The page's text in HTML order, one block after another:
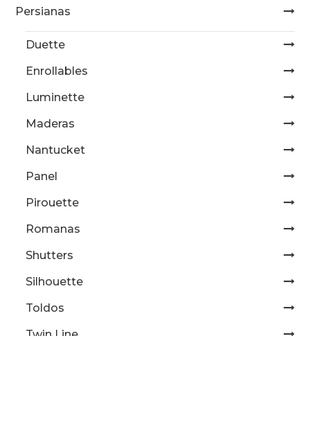
Persianas
Duette
Enrollables
Luminette
Maderas
Nantucket
Panel
Pirouette
Romanas
Shutters
Silhouette
Toldos
Twin Line